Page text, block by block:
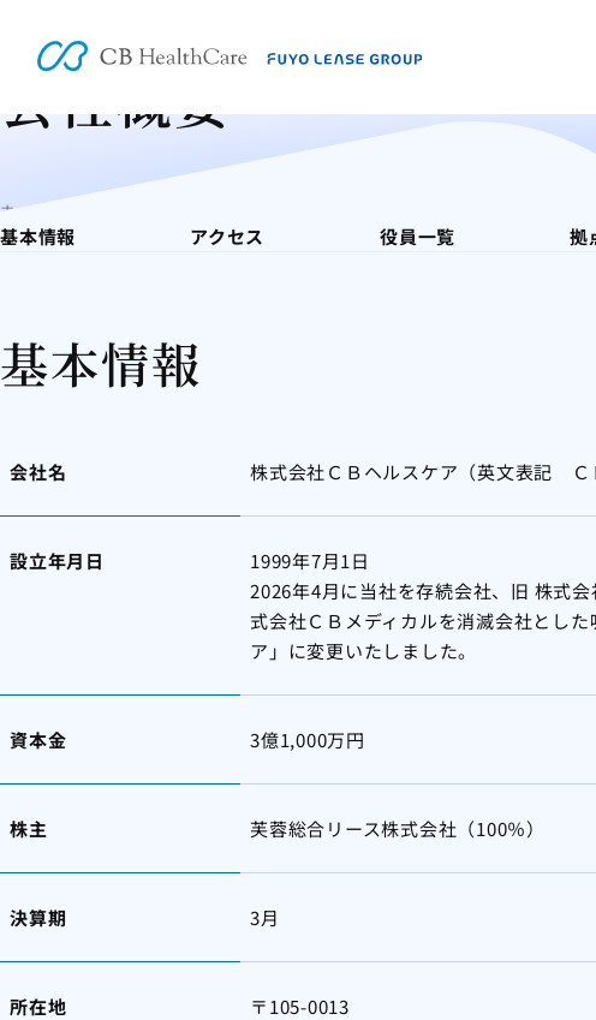
会社概要
ホーム
基本情報 アクセス 役員一覧 拠
基本情報
会社名 株式会社ＣＢヘルスケア（英文表記
設立年月日
1999年7月1日
2026年4月に当社を存続会社、旧 株式
式会社ＣＢメディカルを消滅会社とし
ア」に変更いたしました。
資本金 3億1,000万円
株主 芙蓉総合リース株式会社（100％）
決算期 3月
所在地
〒105-0013